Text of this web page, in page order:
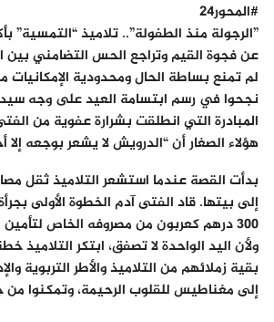
#المحور24
​”الرجولة منذ الطفولة”.. تلاميذ “التمسية”
عن فجوة القيم وتراجع الحس التضامني بين
لم تمنع بساطة الحال ومحدودية
نجحوا في رسم ابتسامة العيد على وجه
​المبادرة التي انطلقت بشرارة عفوية من
هؤلاء الصغار أن “الدرويش لا يشعر بوجعه
​بدأت القصة عندما استشعر التلاميذ ثقل
إلى بيتها. قاد الفتى آدم الخطوة الأولى
300 درهم كعربون من مصروفه الخاص لتأمين الخروف الذي بلغ سعره 3300 درهم.
​ولأن اليد الواحدة لا تصفق، ابتكر
بقية زملائهم من التلاميذ والأطر
إلى مغناطيس للقلوب الرحيمة، وتمكنوا من